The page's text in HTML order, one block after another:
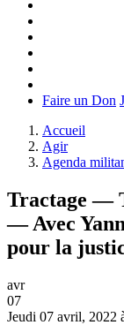
Faire un Don
Accueil
Agir
Agenda
Tractage —
— Avec
pour la
avr
07
Jeudi 07 avril, 2022